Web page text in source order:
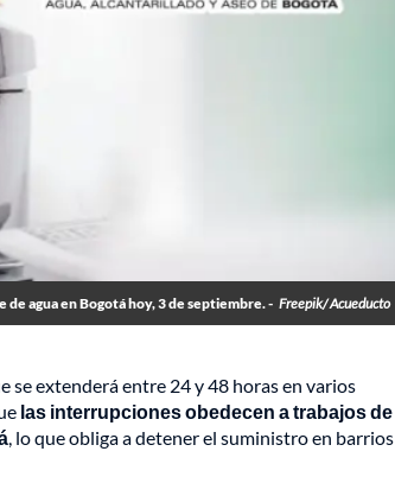
agua en Bogotá hoy, 3 de septiembre. - Freepik/ Acueducto
se extenderá entre 24 y 48 horas en varios
las interrupciones obedecen a trabajos de
, lo que obliga a detener el suministro en barrios